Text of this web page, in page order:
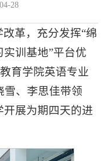
28
革，充分发挥“绵
训基地”平台优
育学院英语专业
雪、李思佳带领
展为期四天的进